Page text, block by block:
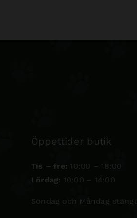
Öppettider butik
Tis – fre: 10:00 – 18:00
Lördag: 10:00 – 14:00
Söndag och Måndag stängt